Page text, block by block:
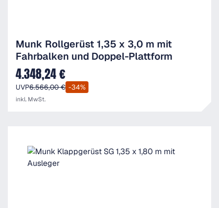
Munk Rollgerüst 1,35 x 3,0 m mit
Fahrbalken und Doppel-Plattform
Verkaufspreis:
4.348,24 €
UVP6.566,00 € -34%
inkl. MwSt.